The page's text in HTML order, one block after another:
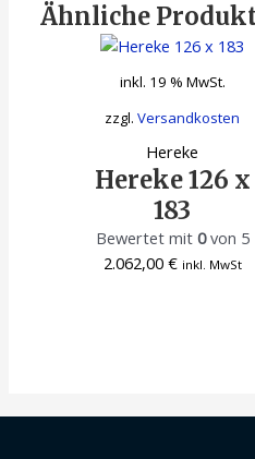
Ähnliche
inkl. 19 % MwSt.
zzgl.Versandkosten
Hereke
Hereke 126 x
183
Bewertet mit 0von 5
2.062,00 € inkl. MwSt